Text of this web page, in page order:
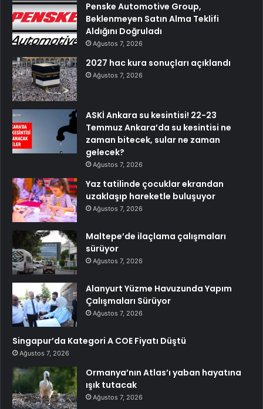
Penske Automotive Group,
Beklenmeyen Satın Alma Teklifi
Aldığını Doğruladı
Ağustos 7, 2026
2027 hac kura sonuçları açıklandı
Ağustos 7, 2026
ASKİ Ankara su kesintisi! 22-23
Temmuz Ankara’da su kesintisi ne
zaman bitecek, sular ne zaman
gelecek?
Ağustos 7, 2026
Yaz tatilinde çocuklar ekrandan
uzaklaşıp hareketle buluşuyor
Ağustos 7, 2026
Maltepe’de ilaçlama çalışmaları
sürüyor
Ağustos 7, 2026
Alanyurt Yüzme Havuzunda Yapım
Çalışmaları Sürüyor
Ağustos 7, 2026
Singapur’da Kategori A COE Fiyatı Düştü
Ağustos 7, 2026
Ormanya’nın Atlas’ı yaban hayatına
ışık tutacak
Ağustos 7, 2026